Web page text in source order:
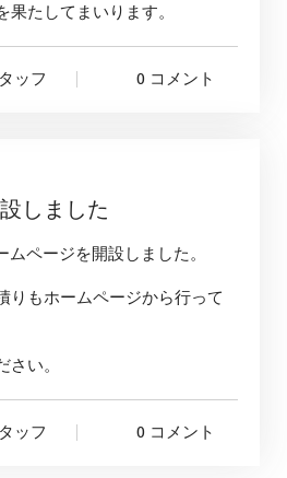
果たしてまいります。
ッフ 0 コメント
しました
ページを開設しました。
りもホームページから行って
い。
ッフ 0 コメント